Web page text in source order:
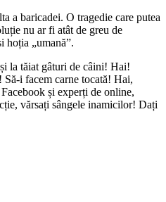
a baricadei. O tragedie care putea
nu ar fi atât de greu de
hoția „umană”.
la tăiat gâturi de câini! Hai!
i facem carne tocată! Hai,
și experți de online,
vărsați sângele inamicilor! Dați